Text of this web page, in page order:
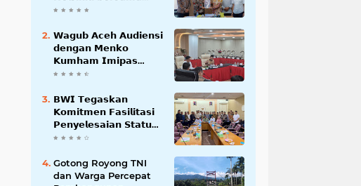
𝗦𝗲𝗸𝗿𝗲𝘁𝗮𝗿𝗶𝗮𝘁 𝗡𝗲𝗴𝗮𝗿𝗮
𝗪𝗮𝗴𝘂𝗯 𝗔𝗰𝗲𝗵 𝗔𝘂𝗱𝗶𝗲𝗻𝘀𝗶
𝗱𝗲𝗻𝗴𝗮𝗻 𝗠𝗲𝗻𝗸𝗼
𝗞𝘂𝗺𝗵𝗮𝗺 𝗜𝗺𝗶𝗽𝗮𝘀
𝗧𝗲𝗿𝗸𝗮𝗶𝘁 𝗦𝘁𝗮𝘁𝘂𝘀 𝗪𝗮𝗸𝗮𝗳
𝗕𝗪𝗜 𝗧𝗲𝗴𝗮𝘀𝗸𝗮𝗻
𝗞𝗼𝗺𝗶𝘁𝗺𝗲𝗻 𝗙𝗮𝘀𝗶𝗹𝗶𝘁𝗮𝘀𝗶
𝗣𝗲𝗻𝘆𝗲𝗹𝗲𝘀𝗮𝗶𝗮𝗻 𝗦𝘁𝗮𝘁𝘂𝘀
𝗪𝗮𝗸𝗮𝗳 𝗕𝗹𝗮𝗻𝗴 𝗣𝗮𝗱𝗮𝗻𝗴
Gotong Royong TNI
dan Warga Percepat